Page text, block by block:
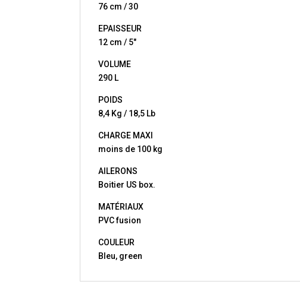
76 cm / 30
EPAISSEUR
12 cm / 5″
VOLUME
290 L
POIDS
8,4 Kg / 18,5 Lb
CHARGE MAXI
moins de 100 kg
AILERONS
Boitier US box.
MATÉRIAUX
PVC fusion
COULEUR
Bleu, green